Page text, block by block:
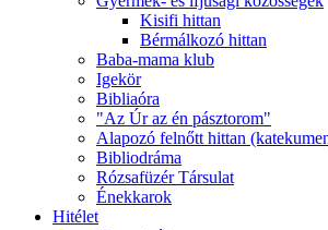
Kisifi hittan
Bérmálkozó hittan
Baba-mama klub
Igekör
Bibliaóra
"Az Úr az én pásztorom"
Alapozó felnőtt hittan
Bibliodráma
Rózsafüzér Társulat
Énekkarok
Hitélet